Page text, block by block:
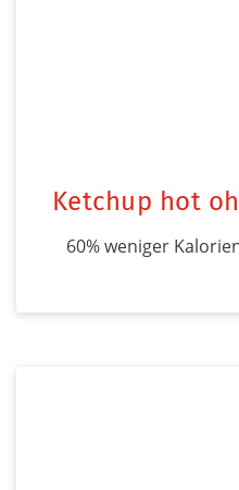
Ketchup hot
60% weniger